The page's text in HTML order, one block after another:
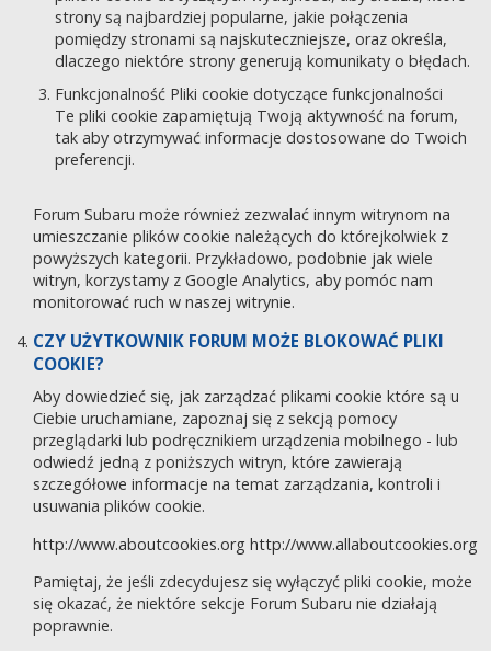
strony są najbardziej popularne, jakie połączenia
pomiędzy stronami są najskuteczniejsze, oraz określa,
dlaczego niektóre strony generują komunikaty o błędach.
Funkcjonalność Pliki cookie dotyczące funkcjonalności
Te pliki cookie zapamiętują Twoją aktywność na forum,
tak aby otrzymywać informacje dostosowane do Twoich
preferencji.
Forum Subaru może również zezwalać innym witrynom na
umieszczanie plików cookie należących do którejkolwiek z
powyższych kategorii. Przykładowo, podobnie jak wiele
witryn, korzystamy z Google Analytics, aby pomóc nam
monitorować ruch w naszej witrynie.
CZY UŻYTKOWNIK FORUM MOŻE BLOKOWAĆ PLIKI
COOKIE?
Aby dowiedzieć się, jak zarządzać plikami cookie które są u
Ciebie uruchamiane, zapoznaj się z sekcją pomocy
przeglądarki lub podręcznikiem urządzenia mobilnego - lub
odwiedź jedną z poniższych witryn, które zawierają
szczegółowe informacje na temat zarządzania, kontroli i
usuwania plików cookie.
http://www.aboutcookies.org http://www.allaboutcookies.org
Pamiętaj, że jeśli zdecydujesz się wyłączyć pliki cookie, może
się okazać, że niektóre sekcje Forum Subaru nie działają
poprawnie.